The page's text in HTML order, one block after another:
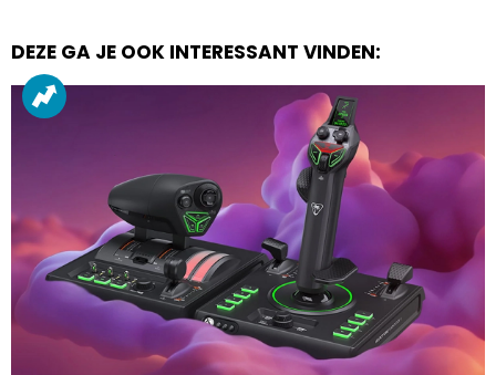
DEZE GA JE OOK INTERESSANT VINDEN: